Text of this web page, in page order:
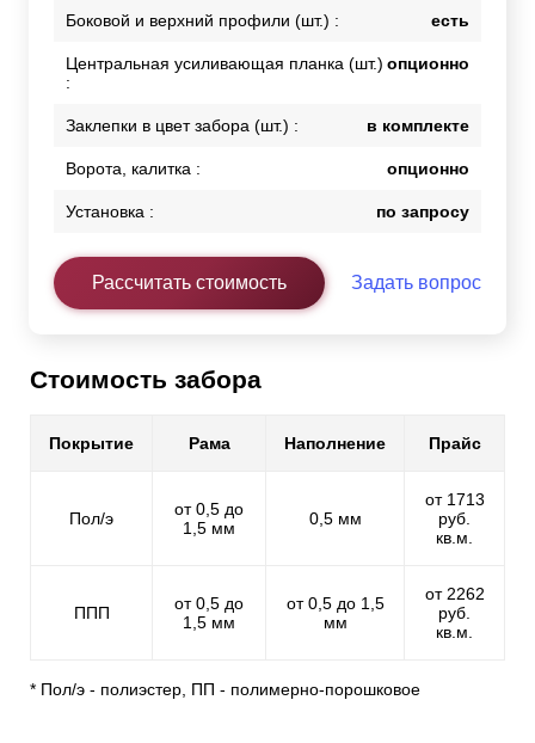
Боковой и верхний профили (шт.) : есть
Центральная усиливающая планка (шт.)
:
опционно
Заклепки в цвет забора (шт.) : в комплекте
Ворота, калитка : опционно
Установка : по запросу
Рассчитать стоимость Задать вопрос
Стоимость забора
Покрытие Рама Наполнение Прайс
Пол/э
от 0,5 до
1,5 мм
0,5 мм
от 1713
руб.
кв.м.
ППП
от 0,5 до
1,5 мм
от 0,5 до 1,5
мм
от 2262
руб.
кв.м.
* Пол/э - полиэстер, ПП - полимерно-порошковое